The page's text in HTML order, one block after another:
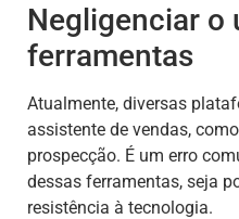
Negligenciar o
ferramentas
Atualmente, diversas
assistente de vendas,
prospecção. É um erro
dessas ferramentas, seja
resistência à tecnologia.